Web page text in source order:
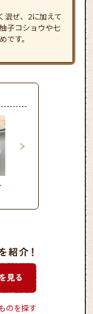
混ぜ、2に加えて
子コショウや七
す。
きゃべつとひき肉の重
のを探す